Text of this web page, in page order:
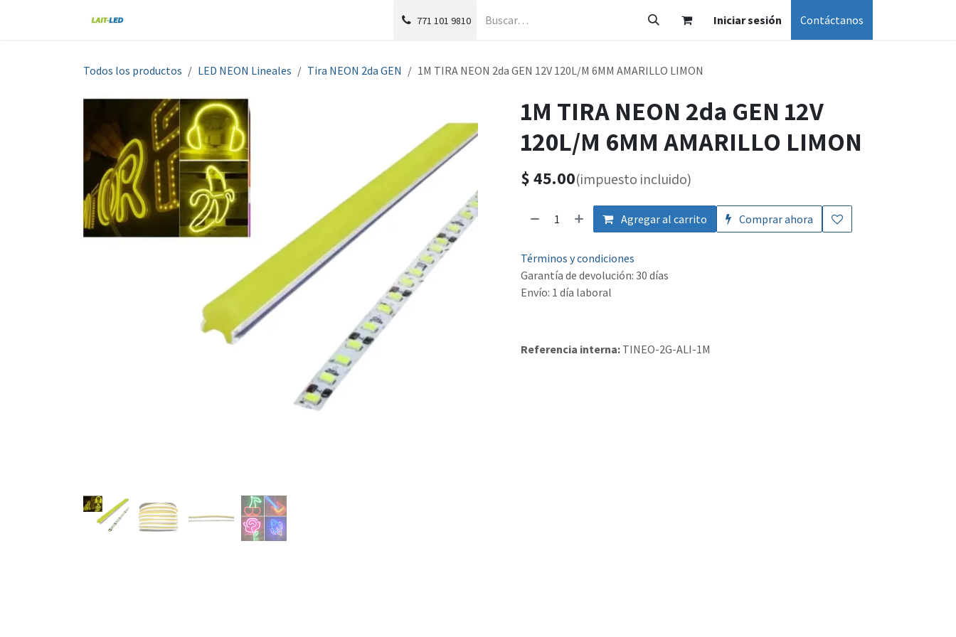
771 101 9810 Iniciar sesión Contáctanos
Todos los productos LED NEON Lineales Tira NEON 2da GEN 1M TIRA NEON 2da GEN 12V 120L/M 6MM AMARILLO LIMON
1M TIRA NEON 2da GEN 12V
120L/M 6MM AMARILLO LIMON
$45.00(impuesto incluido)
Agregar al carrito Comprar ahora
Términos y condiciones
Garantía de devolución: 30 días
Envío: 1 día laboral
Referencia interna: TINEO-2G-ALI-1M